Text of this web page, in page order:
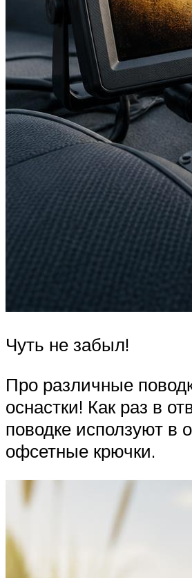
Чуть не забыл!
Про различные
оснастки! Как раз в
поводке исползуют в
офсетные крючки.